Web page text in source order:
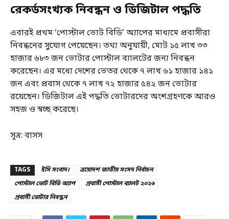
রেকর্ডসংখ্যক নিবন্ধন ও ডিজিটাল পদ্ধতি
এবারই প্রথম ‘পোস্টাল ভোট বিডি’ অ্যাপের মাধ্যমে প্রবাসীরা
নিবন্ধনের সুযোগ পেয়েছেন। তথ্য অনুযায়ী, মোট ১৫ লাখ ৩৩
হাজার ৬৮৩ জন ভোটার পোস্টাল ব্যালটের জন্য নিবন্ধন
করেছেন। এর মধ্যে দেশের ভেতর থেকে ৭ লাখ ৬১ হাজার ১৪১
জন এবং প্রবাস থেকে ৭ লাখ ৭২ হাজার ৫৪২ জন ভোটার
রয়েছেন। ডিজিটাল এই পদ্ধতি ভোটারদের অংশগ্রহণকে আরও
সহজ ও স্বচ্ছ করেছে।
সূত্র: বাসস
TAGS ইসি সংবাদ।
ত্রয়োদশ জাতীয় সংসদ নির্বাচন
পোস্টাল ভোট বিডি অ্যাপ
প্রবাসী পোস্টাল ব্যালট ২০২৬
প্রবাসী ভোটার নিবন্ধন